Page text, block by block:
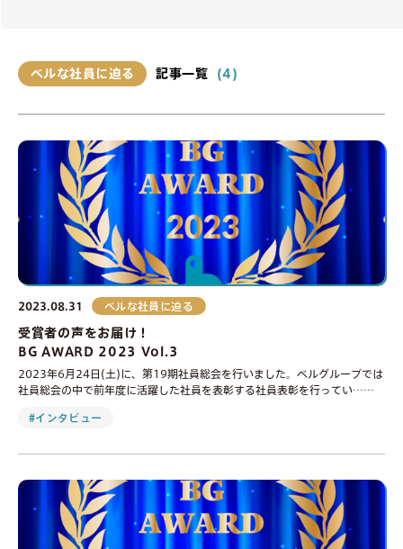
ベルな社員に迫る 記事一覧 (4)
2023.08.31 ベルな社員に迫る
受賞者の声をお届け！
BG AWARD 2023 Vol.3
2023年6月24日(土)に、第19期社員総会を行いました。ベルグループでは
社員総会の中で前年度に活躍した社員を表彰する社員表彰を行ってい……
#インタビュー